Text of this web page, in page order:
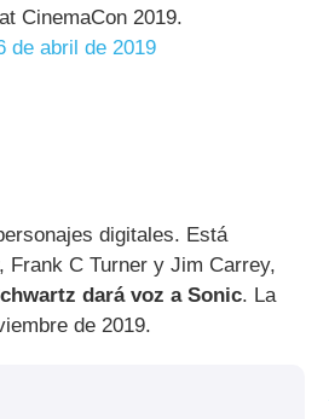
CinemaCon 2019.
de abril de 2019
digitales. Está
Frank C Turner y Jim Carrey,
dará voz a Sonic. La
de 2019.